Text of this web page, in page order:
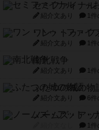
セミファイナ
紹介文あり 1件
ワン・トゥ・フ
紹介文あり 1件
南北戦争
紹介文あり 1件
ふたつの城の物
紹介文あり 6件
ノームズ・アッ
1件